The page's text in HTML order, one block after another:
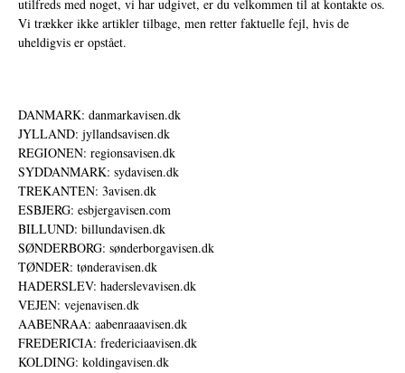
utilfreds med noget, vi har udgivet, er du velkommen til at kontakte os.
Vi trækker ikke artikler tilbage, men retter faktuelle fejl, hvis de
uheldigvis er opstået.
DANMARK: danmarkavisen.dk
JYLLAND: jyllandsavisen.dk
REGIONEN: regionsavisen.dk
SYDDANMARK: sydavisen.dk
TREKANTEN: 3avisen.dk
ESBJERG: esbjergavisen.com
BILLUND: billundavisen.dk
SØNDERBORG: sønderborgavisen.dk
TØNDER: tønderavisen.dk
HADERSLEV: haderslevavisen.dk
VEJEN: vejenavisen.dk
AABENRAA: aabenraaavisen.dk
FREDERICIA: fredericiaavisen.dk
KOLDING: koldingavisen.dk